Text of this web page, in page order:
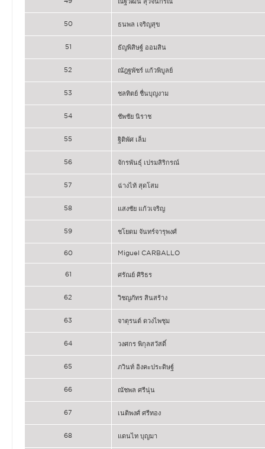
50 ธนพล เจริญสุข
51 ธัญพิสิษฐ์ ออมสิน
52 ณัฎฐพัชร์ แก้วพิบูลย์
53 ชลทิตย์ ชื่นบุญงาม
54 ชัพชัย นิราช
55 ฐิติพัศ เล็ม
56 จักรพันธุ์ เปรมสิริกรณ์
57 ฉ่างไท้ สุดโสม
58 แสงชัย แก้วเจริญ
59 ชโยดม จันทร์จารุพงศ์
60 Miguel CARBALLO
61 ศรัณย์ ศิริธร
62 วิชญภัทร สินสร้าง
63 จาตุรนต์ ดวงไพชุม
64 วงศกร พิกุลสวัสดิ์
65 ภวินท์ อิงคะประดิษฐ์
66 ณัชพล ศรีนุ่น
67 เนติพงศ์ ศรีทอง
68 แดนไท บุญมา